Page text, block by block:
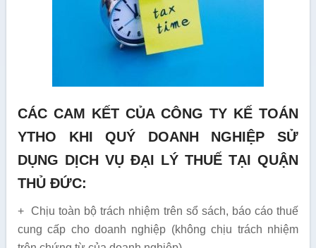
CÁC CAM KẾT CỦA CÔNG TY KẾ TOÁN
YTHO KHI QUÝ DOANH NGHIỆP SỬ
DỤNG DỊCH VỤ ĐẠI LÝ THUẾ TẠI QUẬN
THỦ ĐỨC:
+ Chịu toàn bộ trách nhiệm trên sổ sách, báo cáo thuế
cung cấp cho doanh nghiệp (không chịu trách nhiệm